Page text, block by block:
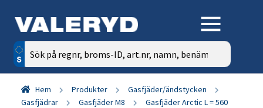
Sök
efter:
Hem Produkter
Gasfjäder/ändstycken
Gasfjädrar
Gasfjäder M8
Gasfjäder Arctic L = 560